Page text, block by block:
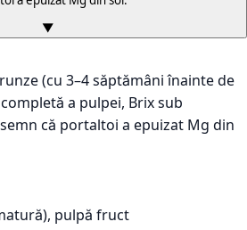
▼
(cu 3–4 săptămâni înainte de
a pulpei, Brix sub
că portaltoi a epuizat Mg din
pulpă fruct